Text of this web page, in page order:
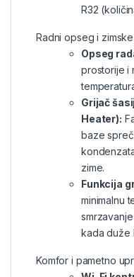
R32
Radni opseg i
Opseg
prostorije i
Grijač
Heater):
baze
zime.
Funkcija
minimalnu
kada duže
Komfor i pametno